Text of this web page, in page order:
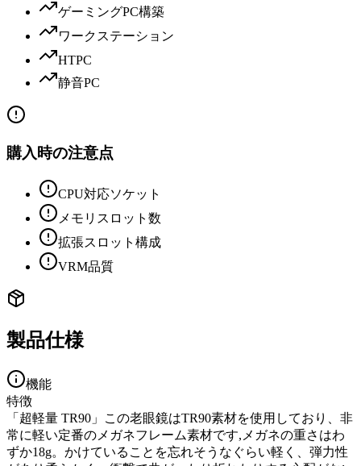
ゲーミングPC構築
ワークステーション
HTPC
静音PC
購入時の注意点
CPU対応ソケット
メモリスロット数
拡張スロット構成
VRM品質
製品仕様
機能
特徴
「超軽量 TR90」この老眼鏡はTR90素材を使用しており、非
常に軽い定番のメガネフレーム素材です,メガネの重さはわ
ずか18g。かけていることを忘れそうなぐらい軽く、弾力性